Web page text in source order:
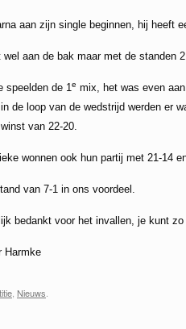
aan zijn single beginnen, hij heeft
wel aan de bak maar met de standen
speelden de 1e mix, het was even
de loop van de wedstrijd werden er
van 22-20.
wonnen ook hun partij met 21-14
van 7-1 in ons voordeel.
bedankt voor het invallen, je kunt
Harmke
Nieuws